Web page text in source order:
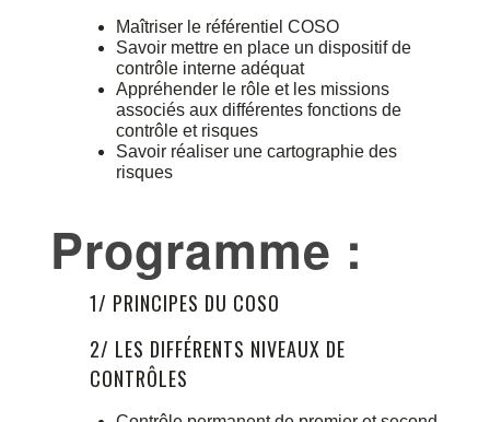
Maîtriser le référentiel COSO
Savoir mettre en place un dispositif de
contrôle interne adéquat
Appréhender le rôle et les missions
associés aux différentes fonctions de
contrôle et risques
Savoir réaliser une cartographie des
risques
Programme :
1/ PRINCIPES DU COSO
2/ LES DIFFÉRENTS NIVEAUX DE
CONTRÔLES